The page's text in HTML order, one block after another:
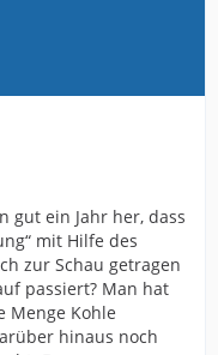
gut ein Jahr her, dass
mit Hilfe des
zur Schau getragen
passiert? Man hat
Menge Kohle
hinaus noch